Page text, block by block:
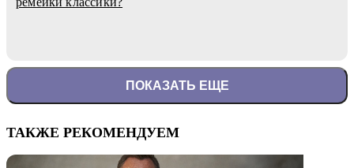
ПОКАЗАТЬ ЕЩЕ
ТАКЖЕ РЕКОМЕНДУЕМ